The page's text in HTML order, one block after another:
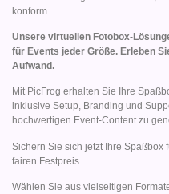
konform.
Unsere virtuellen Fotobox-
für Events jeder Größe. Erleben
Aufwand.
Mit PicFrog erhalten Sie Ihre
inklusive Setup, Branding und
hochwertigen Event-Content zu
Sichern Sie sich jetzt Ihre Spaßbox
fairen Festpreis.
Wählen Sie aus vielseitigen